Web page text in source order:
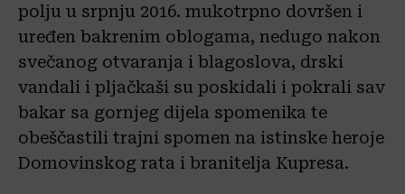
polju u srpnju 2016. mukotrpno dovršen i
uređen bakrenim oblogama, nedugo nakon
svečanog otvaranja i blagoslova, drski
vandali i pljačkaši su poskidali i pokrali sav
bakar sa gornjeg dijela spomenika te
obeščastili trajni spomen na istinske heroje
Domovinskog rata i branitelja Kupresa.